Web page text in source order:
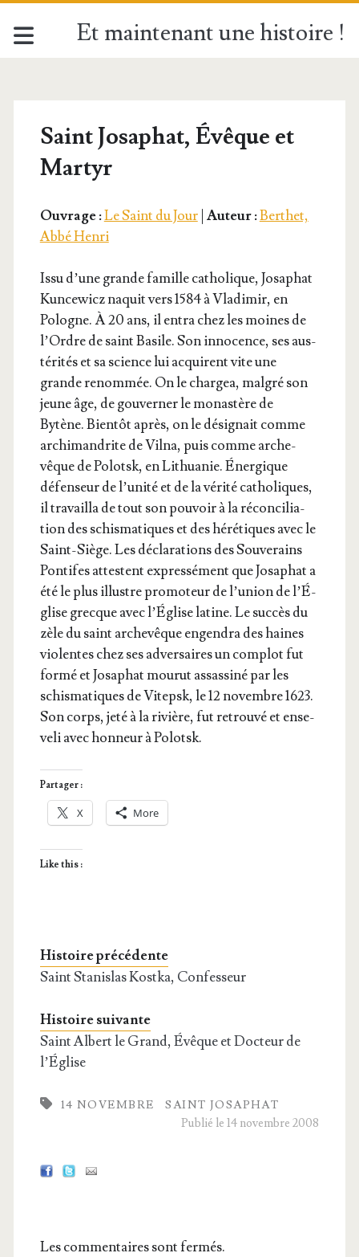
Et maintenant une histoire !
Saint Josaphat, Évêque et
Martyr
Ouvrage :Le Saint du Jour| Auteur :Berthet,
Abbé Henri
Issu d’une grande famille catho­lique, Josa­phat
Kun­ce­wicz naquit vers 1584 à Vla­di­mir, en
Pologne. À 20 ans, il entra chez les moines de
l’Ordre de saint Basile. Son inno­cence, ses aus­
té­ri­tés et sa science lui acquirent vite une
grande renom­mée. On le char­gea, mal­gré son
jeune âge, de gou­ver­ner le monas­tère de
Bytène. Bien­tôt après, on le dési­gnait comme
archi­man­drite de Vil­na, puis comme arche­
vêque de Polotsk, en Lithua­nie. Éner­gique
défen­seur de l’u­ni­té et de la véri­té catho­liques,
il tra­vailla de tout son pou­voir à la récon­ci­lia­
tion des schis­ma­tiques et des héré­tiques avec le
Saint-Siège. Les décla­ra­tions des Sou­ve­rains
Pon­tifes attestent expres­sé­ment que Josa­phat a
été le plus illustre pro­mo­teur de l’u­nion de l’É­
glise grecque avec l’É­glise latine. Le suc­cès du
zèle du saint arche­vêque engen­dra des haines
vio­lentes chez ses adver­saires un com­plot fut
for­mé et Josa­phat mou­rut assas­si­né par les
schis­ma­tiques de Vitepsk, le 12 novembre 1623.
Son corps, jeté à la rivière, fut retrou­vé et ense­
ve­li avec hon­neur à Polotsk.
Partager :
X More
Like this :
Histoire précédente
Saint Stanislas Kostka, Confesseur
Histoire suivante
Saint Albert le Grand, Évêque et Docteur de
l’Église
14 NOVEMBRE
SAINT JOSAPHAT
Publié le 14 novembre 2008
Les commentaires sont fermés.